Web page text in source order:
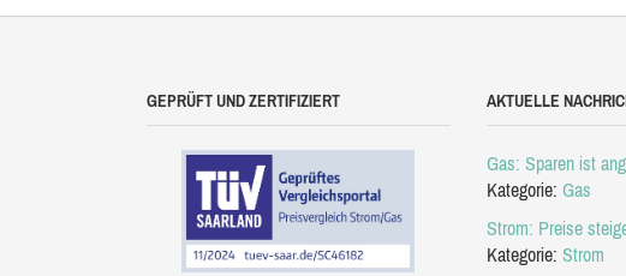
GEPRÜFT UND ZERTIFIZIERT AKTUELLE
Gas: Sparen ist
Kategorie: Gas
Strom: Preise
Kategorie: Strom